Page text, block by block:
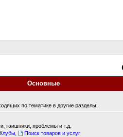
Основные
по тематике в другие разделы.
гаишники, проблемы и т.д.
Клубы Поиск товаров и услуг